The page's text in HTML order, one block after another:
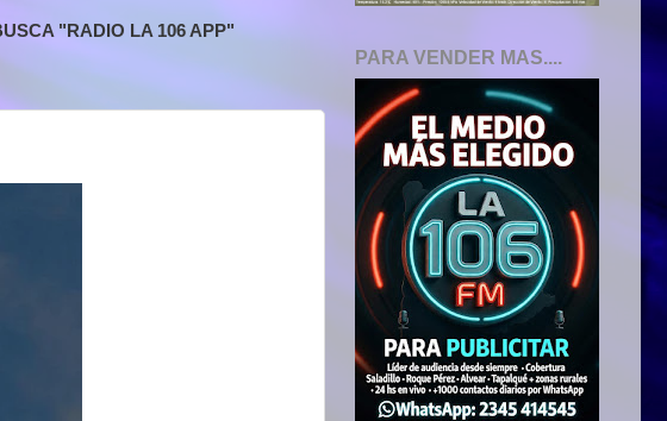
"RADIO LA 106 APP"
PARA VENDER MAS....